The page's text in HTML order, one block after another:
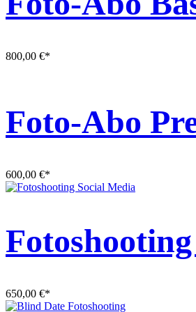
800,00 €*
Foto-Abo
600,00 €*
650,00 €*